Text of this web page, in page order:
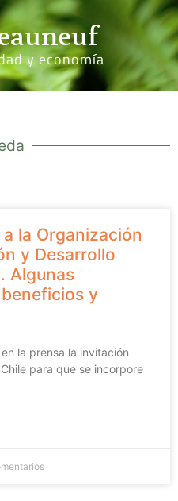
y economía
la Organización
y Desarrollo
Algunas
y
la prensa la invitación
para que se incorpore